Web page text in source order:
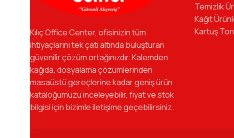
Kılıç Office Center, ofisinizin tüm
ihtiyaçlarını tek çatı altında buluşturan
güvenilir çözüm ortağınızdır. Kalemden
kağıda, dosyalama çözümlerinden
masaüstü gereçlerine kadar geniş ürün
kataloğumuzu inceleyebilir, fiyat ve stok
bilgisi için bizimle iletişime geçebilirsiniz.
Temizlik
Kağıt
Kartuş